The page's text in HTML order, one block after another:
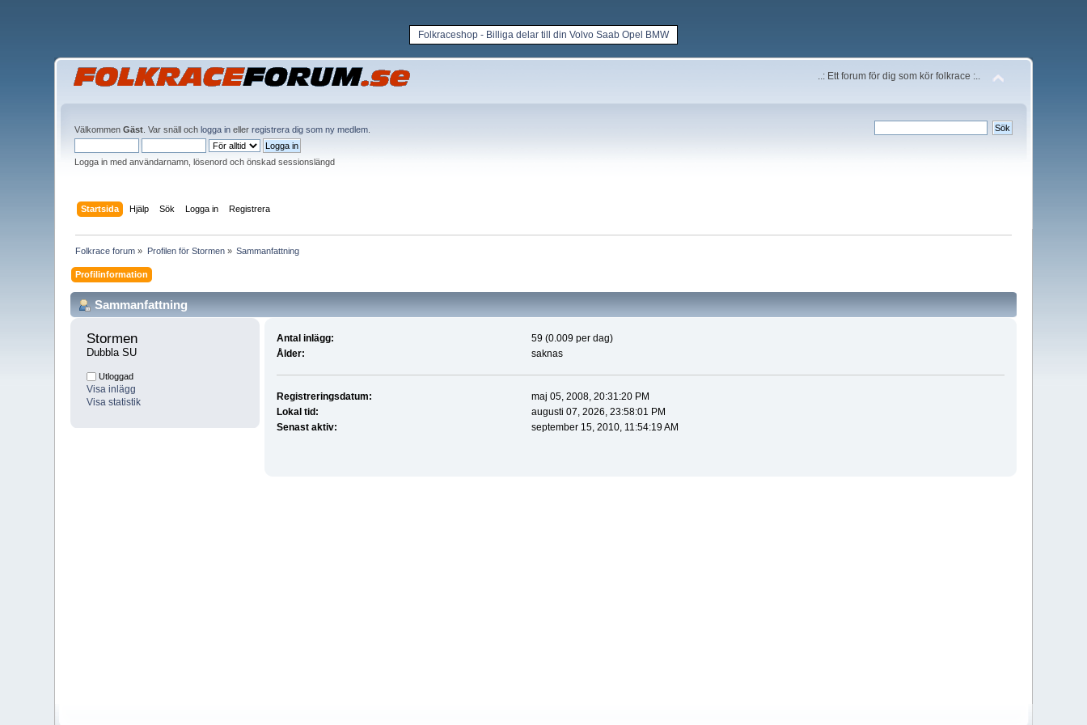
Folkraceshop - Billiga delar till din Volvo Saab Opel BMW
..: Ett forum för dig som kör folkrace :..
VälkommenGäst . Var snäll ochlogga in ellerregistrera dig som ny medlem
Logga in med användarnamn, lösenord och önskad sessionslängd
Startsida Hjälp Sök Logga in Registrera
Folkrace forum » Profilen för Stormen» Sammanfattning
Profilinformation
Sammanfattning
Stormen
Dubbla SU
Utloggad
Visa inlägg
Visa statistik
Antal inlägg:
59 (0.009 per dag)
Ålder:
saknas
Registreringsdatum:
maj 05, 2008, 20:31:20 PM
Lokal tid:
augusti 07, 2026, 23:58:01 PM
Senast aktiv:
september 15, 2010, 11:54:19 AM